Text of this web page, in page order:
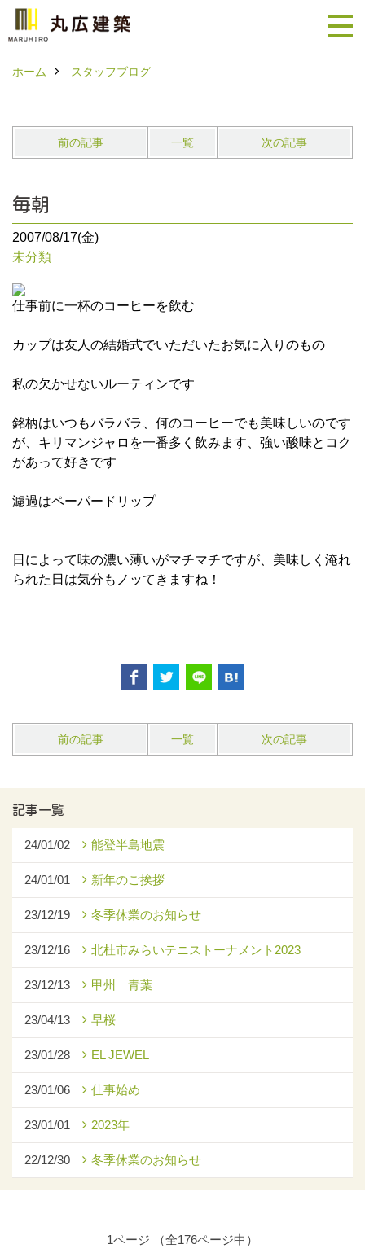
ホーム スタッフブログ
前の記事 一覧 次の記事
毎朝
2007/08/17(金)
未分類
仕事前に一杯のコーヒーを飲む
カップは友人の結婚式でいただいたお気に入りのもの
私の欠かせないルーティンです
銘柄はいつもバラバラ、何のコーヒーでも美味しいのです
が、キリマンジャロを一番多く飲みます、強い酸味とコク
があって好きです
濾過はペーパードリップ
日によって味の濃い薄いがマチマチですが、美味しく淹れ
られた日は気分もノッてきますね！
前の記事 一覧 次の記事
記事一覧
24/01/02 能登半島地震
24/01/01 新年のご挨拶
23/12/19 冬季休業のお知らせ
23/12/16 北杜市みらいテニストーナメント2023
23/12/13 甲州 青葉
23/04/13 早桜
23/01/28 EL JEWEL
23/01/06 仕事始め
23/01/01 2023年
22/12/30 冬季休業のお知らせ
1ページ （全176ページ中）